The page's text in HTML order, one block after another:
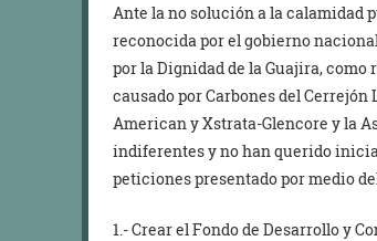
Ante la no solución a la calamidad
reconocida por el gobierno
por la Dignidad de la Guajira, como
causado por Carbones del
American y Xstrata-Glencore y la
indiferentes y no han querido
peticiones presentado por medio
1.- Crear el Fondo de Desarrollo y